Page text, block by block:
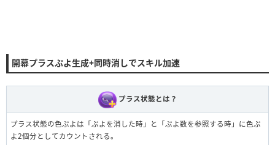
開幕プラスぷよ生成+同時消しでスキル加速
プラス状態とは？
プラス状態の色ぷよは「ぷよを消した時」と「ぷよ数を参照する時」に色ぷ
よ2個分としてカウントされる。